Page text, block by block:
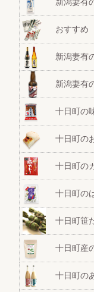
新潟妻有
おすすめ
新潟妻有
新潟妻有
十日町の
十日町の
十日町の
十日町の
十日町笹
十日町産
十日町の